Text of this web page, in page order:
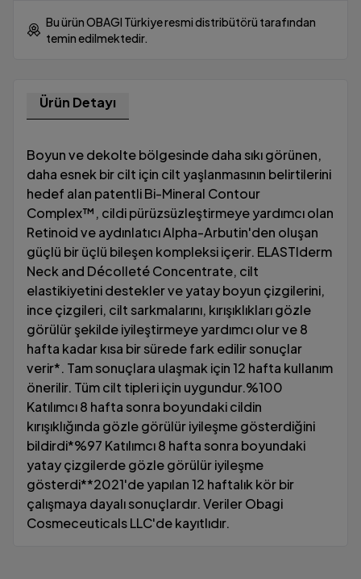
Bu ürün OBAGI Türkiye resmi distribütörü tarafından
temin edilmektedir.
Ürün Detayı
Boyun ve dekolte bölgesinde daha sıkı görünen,
daha esnek bir cilt için cilt yaşlanmasının belirtilerini
hedef alan patentli Bi-Mineral Contour
Complex™, cildi pürüzsüzleştirmeye yardımcı olan
Retinoid ve aydınlatıcı Alpha-Arbutin'den oluşan
güçlü bir üçlü bileşen kompleksi içerir. ELASTIderm
Neck and Décolleté Concentrate, cilt
elastikiyetini destekler ve yatay boyun çizgilerini,
ince çizgileri, cilt sarkmalarını, kırışıklıkları gözle
görülür şekilde iyileştirmeye yardımcı olur ve 8
hafta kadar kısa bir sürede fark edilir sonuçlar
verir*. Tam sonuçlara ulaşmak için 12 hafta kullanım
önerilir. Tüm cilt tipleri için uygundur.%100
Katılımcı 8 hafta sonra boyundaki cildin
kırışıklığında gözle görülür iyileşme gösterdiğini
bildirdi*%97 Katılımcı 8 hafta sonra boyundaki
yatay çizgilerde gözle görülür iyileşme
gösterdi**2021'de yapılan 12 haftalık kör bir
çalışmaya dayalı sonuçlardır. Veriler Obagi
Cosmeceuticals LLC'de kayıtlıdır.